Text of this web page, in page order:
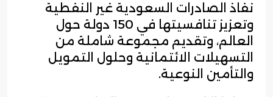
نفاذ الصادرات السعودية غير النفطية
وتعزيز تنافسيتها في 150 دولة حول
العالم، وتقديم مجموعة شاملة من
التسهيلات الائتمانية وحلول التمويل
والتأمين النوعية.